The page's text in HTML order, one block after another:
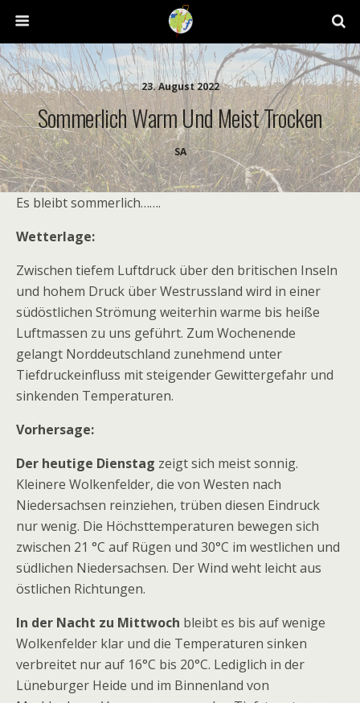
23. August 2022
Sommerlich Warm Und Meist Trocken
SA
Es bleibt sommerlich…….
Wetterlage:
Zwischen tiefem Luftdruck über den britischen Inseln
und hohem Druck über Westrussland wird in einer
südöstlichen Strömung weiterhin warme bis heiße
Luftmassen zu uns geführt. Zum Wochenende
gelangt Norddeutschland zunehmend unter
Tiefdruckeinfluss mit steigender Gewittergefahr und
sinkenden Temperaturen.
Vorhersage:
Der heutige Dienstag zeigt sich meist sonnig.
Kleinere Wolkenfelder, die von Westen nach
Niedersachsen reinziehen, trüben diesen Eindruck
nur wenig. Die Höchsttemperaturen bewegen sich
zwischen 21 °C auf Rügen und 30°C im westlichen und
südlichen Niedersachsen. Der Wind weht leicht aus
östlichen Richtungen.
In der Nacht zu Mittwoch bleibt es bis auf wenige
Wolkenfelder klar und die Temperaturen sinken
verbreitet nur auf 16°C bis 20°C. Lediglich in der
Lüneburger Heide und im Binnenland von